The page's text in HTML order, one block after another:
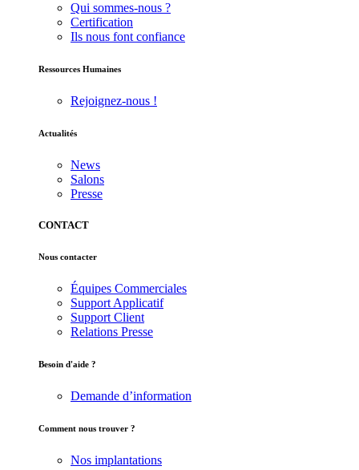
Qui sommes-nous ?
Certification
Ils nous font confiance
Ressources Humaines
Rejoignez-nous !
Actualités
News
Salons
Presse
CONTACT
Nous contacter
Équipes Commerciales
Support Applicatif
Support Client
Relations Presse
Besoin d'aide ?
Demande d’information
Comment nous trouver ?
Nos implantations